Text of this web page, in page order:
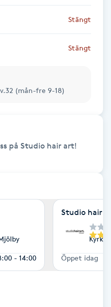
Stängt
Stängt
(mån-fre 9-18)
på Studio hair art!
- 14:00
Studio hair
Öppet idag